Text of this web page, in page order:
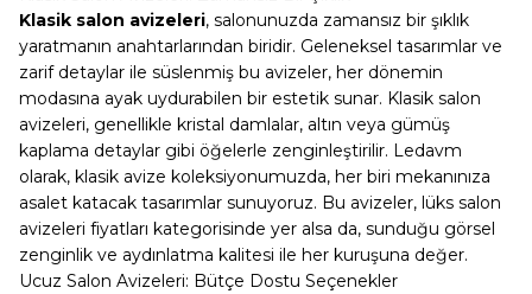
Klasik salon avizeleri, salonunuzda zamansız bir şıklık
yaratmanın anahtarlarından biridir. Geleneksel tasarımlar ve
zarif detaylar ile süslenmiş bu avizeler, her dönemin
modasına ayak uydurabilen bir estetik sunar. Klasik salon
avizeleri, genellikle kristal damlalar, altın veya gümüş
kaplama detaylar gibi öğelerle zenginleştirilir. Ledavm
olarak, klasik avize koleksiyonumuzda, her biri mekanınıza
asalet katacak tasarımlar sunuyoruz. Bu avizeler, lüks salon
avizeleri fiyatları kategorisinde yer alsa da, sunduğu görsel
zenginlik ve aydınlatma kalitesi ile her kuruşuna değer.
Ucuz Salon Avizeleri: Bütçe Dostu Seçenekler